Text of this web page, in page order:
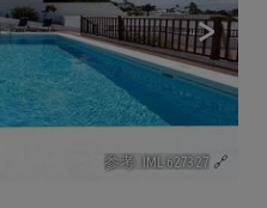
>
参考. IML-627327 🔗